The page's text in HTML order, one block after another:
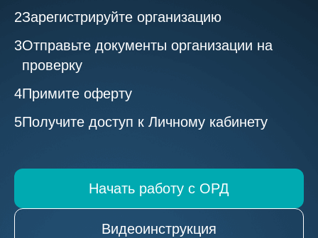
Зарегистрируйте организацию
Отправьте документы организации на
проверку
Примите оферту
Получите доступ к Личному кабинету
Начать работу с ОРД
Видеоинструкция